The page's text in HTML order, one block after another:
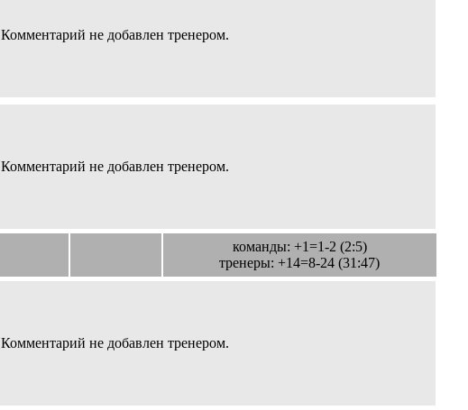
Комментарий не добавлен тренером.
Комментарий не добавлен тренером.
команды: +1=1-2 (2:5)
тренеры: +14=8-24 (31:47)
Комментарий не добавлен тренером.